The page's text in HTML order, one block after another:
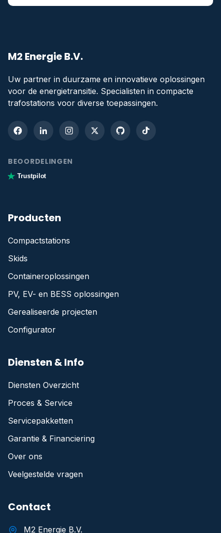
M2 Energie B.V.
Uw partner in duurzame en innovatieve oplossingen
voor de energietransitie. Specialisten in compacte
trafostations voor diverse toepassingen.
BEOORDELINGEN
Trustpilot
Producten
Compactstations
Skids
Containeroplossingen
PV, EV- en BESS oplossingen
Gerealiseerde projecten
Configurator
Diensten & Info
Diensten Overzicht
Proces & Service
Servicepakketten
Garantie & Financiering
Over ons
Veelgestelde vragen
Contact
M2 Energie B.V.